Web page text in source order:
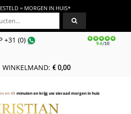
= MORGEN IN HUIS*
Zoeken naar:
+31 (0)
WINKELMAND: €0,00
en48minuten en krijg uw sieraad morgen in huis